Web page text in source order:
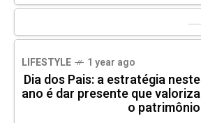
LIFESTYLE 1 year ago
Dia dos Pais: a estratégia neste
ano é dar presente que valoriza
o patrimônio